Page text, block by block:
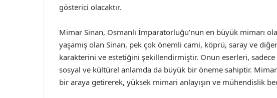
gösterici olacaktır.
Mimar Sinan, Osmanlı İmparatorluğu’nun en büyük mimarı
yaşamış olan Sinan, pek çok önemli cami, köprü, saray ve
karakterini ve estetiğini şekillendirmiştir. Onun eserleri, sadece
sosyal ve kültürel anlamda da büyük bir öneme sahiptir.
bir araya getirerek, yüksek mimari anlayışın ve mühendislik